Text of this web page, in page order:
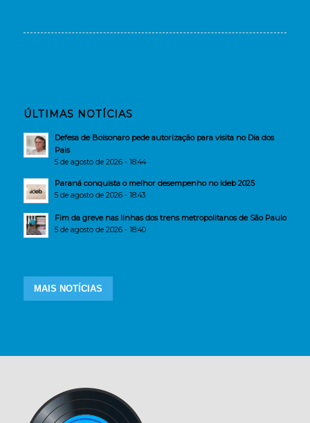
ÚLTIMAS NOTÍCIAS
Defesa de Bolsonaro pede autorização para visita no Dia dos
Pais
5 de agosto de 2026 - 18:44
Paraná conquista o melhor desempenho no Ideb 2025
5 de agosto de 2026 - 18:43
Fim da greve nas linhas dos trens metropolitanos de São Paulo
5 de agosto de 2026 - 18:40
MAIS NOTÍCIAS